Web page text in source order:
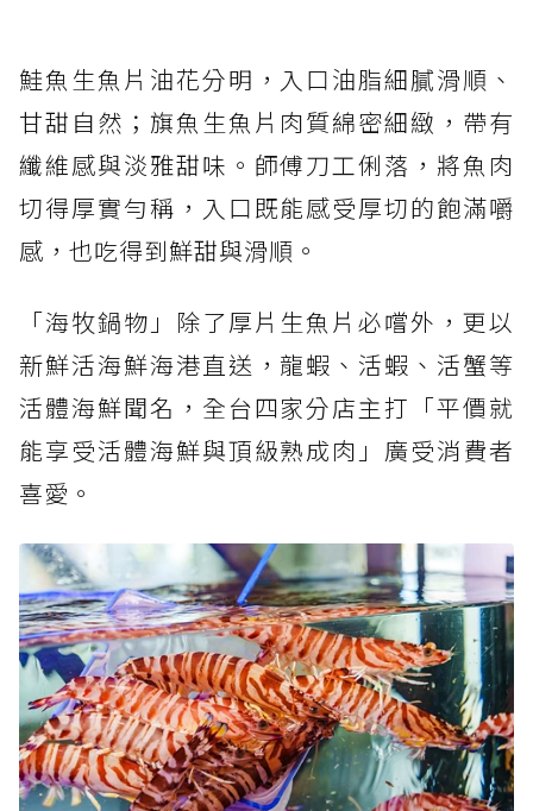
鮭魚生魚片油花分明，入口油脂細膩滑順、
甘甜自然；旗魚生魚片肉質綿密細緻，帶有
纖維感與淡雅甜味。師傅刀工俐落，將魚肉
切得厚實勻稱，入口既能感受厚切的飽滿嚼
感，也吃得到鮮甜與滑順。
「海牧鍋物」除了厚片生魚片必嚐外，更以
新鮮活海鮮海港直送，龍蝦、活蝦、活蟹等
活體海鮮聞名，全台四家分店主打「平價就
能享受活體海鮮與頂級熟成肉」廣受消費者
喜愛。